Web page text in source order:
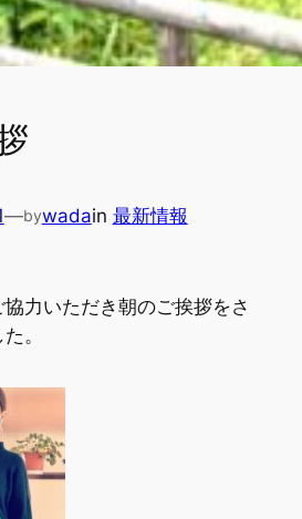
—bywadain 最新情報
力いただき朝のご挨拶をさ
。